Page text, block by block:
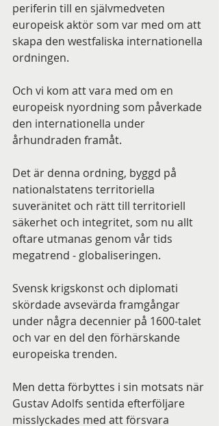
periferin till en självmedveten
europeisk aktör som var med om att
skapa den westfaliska internationella
ordningen.
Och vi kom att vara med om en
europeisk nyordning som påverkade
den internationella under
århundraden framåt.
Det är denna ordning, byggd på
nationalstatens territoriella
suveränitet och rätt till territoriell
säkerhet och integritet, som nu allt
oftare utmanas genom vår tids
megatrend - globaliseringen.
Svensk krigskonst och diplomati
skördade avsevärda framgångar
under några decennier på 1600-talet
och var en del den förhärskande
europeiska trenden.
Men detta förbyttes i sin motsats när
Gustav Adolfs sentida efterföljare
misslyckades med att försvara